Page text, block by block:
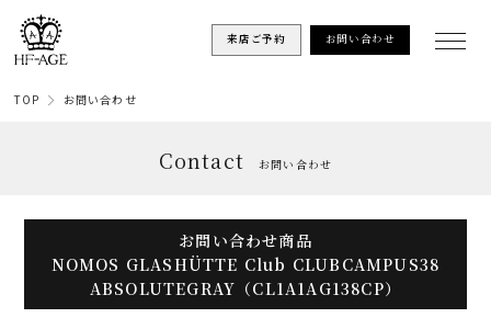
来店ご予約 お問い合わせ
TOP お問い合わせ
Contact お問い合わせ
お問い合わせ商品
NOMOS GLASHÜTTE Club CLUBCAMPUS38
ABSOLUTEGRAY（CL1A1AG138CP）